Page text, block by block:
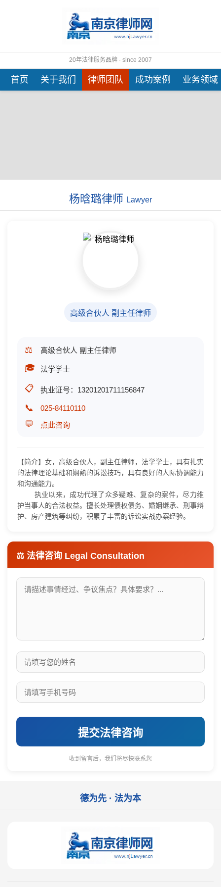
20年法律服务品牌 · since 2007
首页 关于我们 律师团队 成功案例 业务领域
杨晗璐律师 Lawyer
高级合伙人 副主任律师
⚖️ 高级合伙人 副主任律师
🎓 法学学士
📋 执业证号：13201201711156847
📞 025-84110110
💬 点此咨询
【简介】女，高级合伙人，副主任律师，法学学士，具有扎实
的法律理论基础和娴熟的诉讼技巧，具有良好的人际协调能力
和沟通能力。
执业以来，成功代理了众多疑难、复杂的案件，尽力维
护当事人的合法权益。擅长处理债权债务、婚姻继承、刑事辩
护、房产建筑等纠纷，积累了丰富的诉讼实战办案经验。
⚖️ 法律咨询 Legal Consultation
提交法律咨询
收到留言后，我们将尽快联系您
德为先 · 法为本